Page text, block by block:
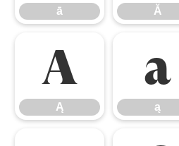
ā Ă
Ą
Ą
ą
ą